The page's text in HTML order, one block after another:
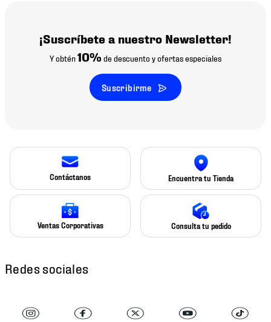
¡Suscríbete a nuestro Newsletter!
Y obtén10% de descuento y ofertas especiales
Suscribirme
Contáctanos Encuentra tu Tienda
Ventas Corporativas Consulta tu pedido
Redes sociales